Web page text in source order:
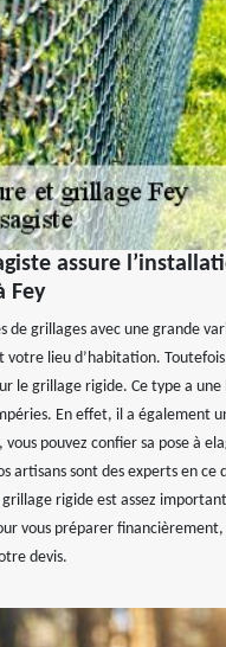
assure
Fey
de grillages avec une grande
lieu d’habitation.
le grillage rigide. Ce type a
En effet, il a également
pouvez confier sa pose à
artisans sont des experts en ce
grillage rigide est assez
vous préparer
devis.